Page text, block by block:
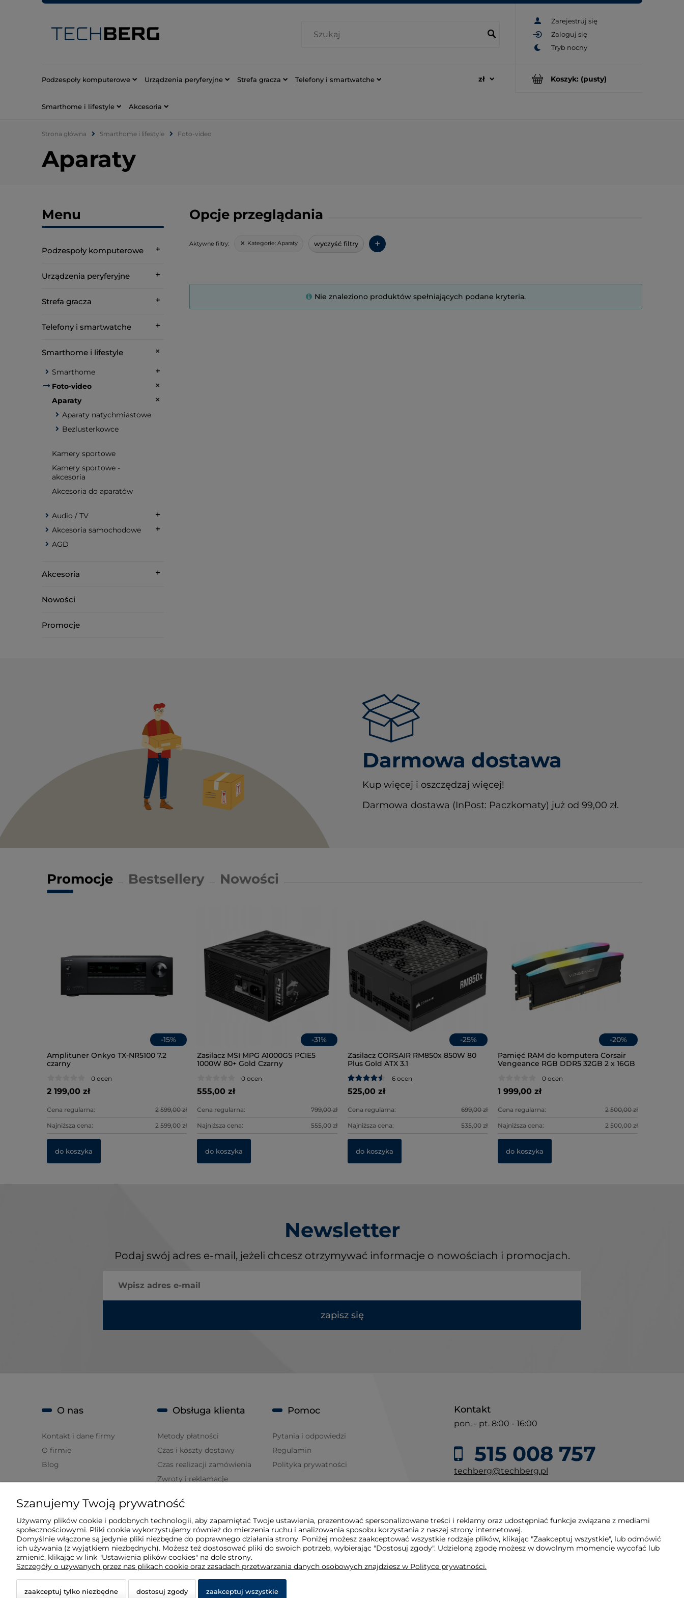
Zarejestruj się
Zaloguj się
Koszyk: (pusty)
Podzespoły komputerowe Urządzenia peryferyjne Strefa gracza Telefony i smartwatche
Smarthome i lifestyle Akcesoria
Strona główna Smarthome i lifestyle Foto-video
Aparaty
Menu
Podzespoły komputerowe
Urządzenia peryferyjne
Strefa gracza
Telefony i smartwatche
Smarthome i lifestyle
Smarthome
Foto-video
Aparaty
Aparaty natychmiastowe
Bezlusterkowce
Kamery sportowe
Kamery sportowe -
akcesoria
Akcesoria do aparatów
Audio / TV
Akcesoria samochodowe
AGD
Akcesoria
Nowości
Promocje
Opcje przeglądania
Aktywne filtry: Kategorie: Aparaty wyczyść filtry +
Nie znaleziono produktów spełniających podane kryteria.
Darmowa dostawa
Kup więcej i oszczędzaj więcej!
Darmowa dostawa (InPost: Paczkomaty) już od 99,00 zł.
Promocje Nowości
Bestsellery
-15%
Amplituner Onkyo TX-NR5100 7.2
czarny
0 ocen
2 199,00 zł
Cena regularna: 2 599,00 zł
Najniższa cena: 2 599,00 zł
do koszyka
-31%
Zasilacz MSI MPG A1000GS PCIE5
1000W 80+ Gold Czarny
0 ocen
555,00 zł
Cena regularna: 799,00 zł
Najniższa cena: 555,00 zł
do koszyka
-25%
Zasilacz CORSAIR RM850x 850W 80
Plus Gold ATX 3.1
6 ocen
525,00 zł
Cena regularna: 699,00 zł
Najniższa cena: 535,00 zł
do koszyka
-20%
Pamięć RAM do komputera Corsair
Vengeance RGB DDR5 32GB 2 x 16GB
0 ocen
1 999,00 zł
Cena regularna: 2 500,00 zł
Najniższa cena: 2 500,00 zł
do koszyka
Newsletter
Podaj swój adres e-mail, jeżeli chcesz otrzymywać informacje o nowościach i promocjach.
zapisz się
Kontakt
pon. - pt. 8:00 - 16:00
515 008 757
techberg@techberg.pl
O nas
Kontakt i dane firmy
O firmie
Blog
Obsługa klienta
Metody płatności
Czas i koszty dostawy
Czas realizacji zamówienia
Zwroty i reklamacje
Pomoc
Pytania i odpowiedzi
Regulamin
Polityka prywatności
Moje konto
Twoje zamówienia
Ustawienia konta
Ulubione
Szanujemy Twoją prywatność
Używamy plików cookie i podobnych technologii, aby zapamiętać Twoje ustawienia, prezentować spersonalizowane treści i reklamy oraz udostępniać funkcje związane z mediami
społecznościowymi. Pliki cookie wykorzystujemy również do mierzenia ruchu i analizowania sposobu korzystania z naszej strony internetowej.
Domyślnie włączone są jedynie pliki niezbędne do poprawnego działania strony. Poniżej możesz zaakceptować wszystkie rodzaje plików, klikając "Zaakceptuj wszystkie", lub odmówić
ich używania (z wyjątkiem niezbędnych). Możesz też dostosować pliki do swoich potrzeb, wybierając "Dostosuj zgody". Udzieloną zgodę możesz w dowolnym momencie wycofać lub
zmienić, klikając w link "Ustawienia plików cookies" na dole strony.
Szczegóły o używanych przez nas plikach cookie oraz zasadach przetwarzania danych osobowych znajdziesz w Polityce prywatności.
zaakceptuj tylko niezbędne dostosuj zgody zaakceptuj wszystkie